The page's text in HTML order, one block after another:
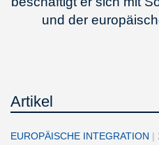
und der
Artikel
EUROPÄISCHE INTEGRATION |